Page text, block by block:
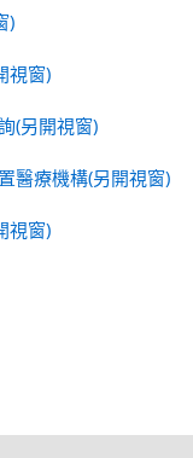
)
視窗)
(另開視窗)
醫療機構(另開視窗)
視窗)